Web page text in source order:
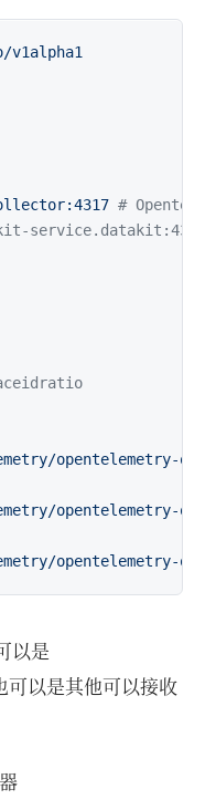
v1alpha1
#
service.datakit:4319
opentelemetry-
opentelemetry-
opentelemetry-
以是
以是其他可以接收